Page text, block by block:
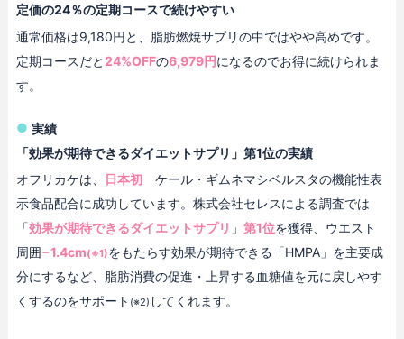
定価の24％の定期コースで続けやすい
通常価格は9,180円と、脂肪燃焼サプリの中ではやや高めです。
定期コースだと24%OFFの6,979円になるのでお得に続けられま
す。
実績
「効果が期待できるダイエットサプリ」第1位の実績
オフリカケは、
日本初ケール・ギムネマシベルスタの機能性表
示食品配合に成功しています。株式会社セレスによる調査では
「効果が期待できるダイエットサプリ 」 第1位を獲得、ウエスト
周囲−1.4cm(※1)をもたらす効果が期待できる「HMPA」を主要成
分にするなど、脂肪消費の促進・上昇する血糖値を元に戻しやす
くするのをサポート (※2) してくれます。